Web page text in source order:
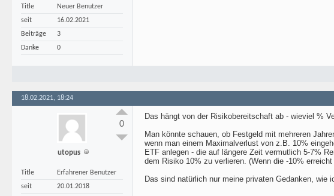
Title
Neuer Benutzer
seit
16.02.2021
Beiträge
3
Danke
0
18.02.2021, 18:24
utopus
Title
Erfahrener Benutzer
seit
20.01.2018
0
Das hängt von der Risikobereitschaft ab - wieviel %
Man könnte schauen, ob Festgeld mit mehreren
wenn man einem Maximalverlust von z.B. 10%
ETF anlegen - die auf längere Zeit vermutlich 5-7%
dem Risiko 10% zu verlieren. (Wenn die -10%
Das sind natürlich nur meine privaten Gedanken, wie